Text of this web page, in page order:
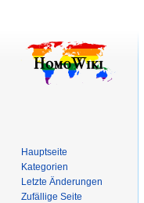
Hauptseite
Kategorien
Letzte Änderungen
Zufällige Seite